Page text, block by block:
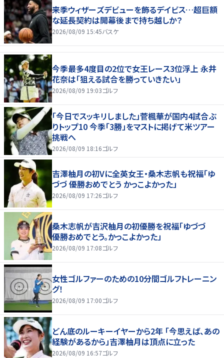
来季ウィザーズデビューを飾るデイビス…超巨額
な延長契約は開幕後まで持ち越しか？
2026/08/09 15:45バスケ
今季最多4度目の2位で女王レース3位浮上 永井
花奈は「狙える試合を勝っていきたい」
2026/08/09 19:03ゴルフ
「今日でスッキリしました」菅楓華が国内4試合ぶ
りトップ10 今季「3勝」をマストに掲げて米ツアー
挑戦へ
2026/08/09 18:16ゴルフ
吉澤柚月の初Vに全英女王・桑木志帆も祝福「ゆ
づづ 優勝おめでとう かっこよかった」
2026/08/09 17:26ゴルフ
桑木志帆が吉沢柚月の初優勝を祝福「ゆづづ
優勝おめでとう。かっこよかった」
2026/08/09 17:08ゴルフ
女性ゴルファーのための10分間ゴルフトレーニン
グ！
2026/08/09 17:00ゴルフ
どん底のルーキーイヤーから2年 「今思えば、あの
経験があるから」吉澤柚月は頂点に立った
2026/08/09 16:57ゴルフ